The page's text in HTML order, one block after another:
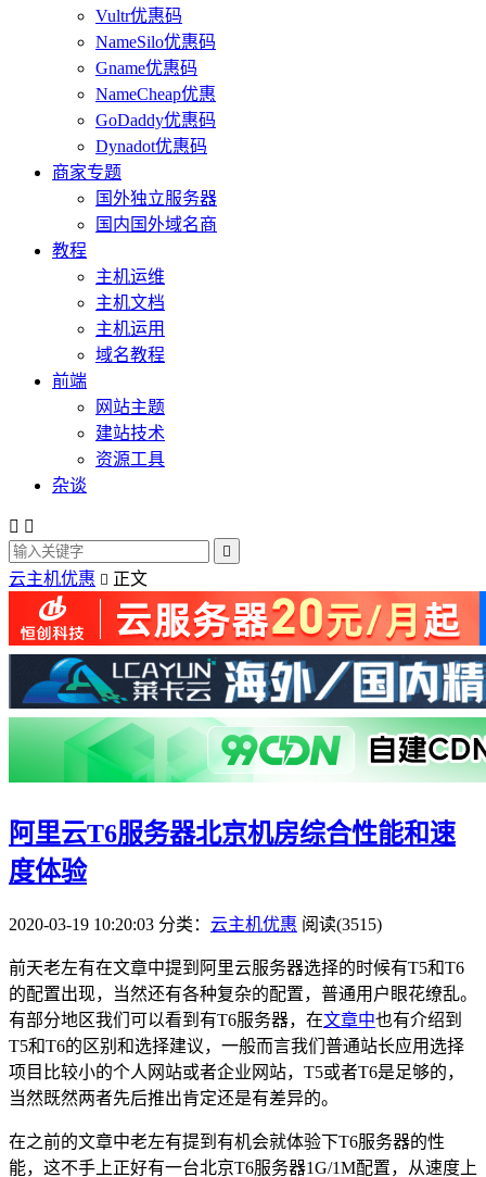
Vultr优惠码
NameSilo优惠码
Gname优惠码
NameCheap优惠
GoDaddy优惠码
Dynadot优惠码
商家专题
国外独立服务器
国内国外域名商
教程
主机运维
主机文档
主机运用
域名教程
前端
网站主题
建站技术
资源工具
杂谈
 

云主机优惠  正文
阿里云T6服务器北京机房综合性能和速
度体验
2020-03-19 10:20:03 分类： 云主机优惠 阅读(3515)
前天老左有在文章中提到阿里云服务器选择的时候有T5和T6
的配置出现，当然还有各种复杂的配置，普通用户眼花缭乱。
有部分地区我们可以看到有T6服务器，在文章中也有介绍到
T5和T6的区别和选择建议，一般而言我们普通站长应用选择
项目比较小的个人网站或者企业网站，T5或者T6是足够的，
当然既然两者先后推出肯定还是有差异的。
在之前的文章中老左有提到有机会就体验下T6服务器的性
能，这不手上正好有一台北京T6服务器1G/1M配置，从速度上